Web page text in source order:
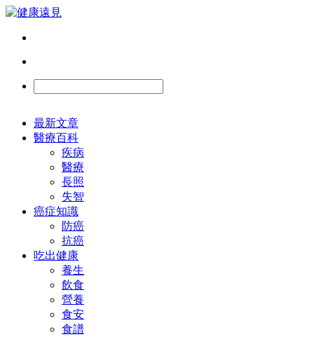
最新文章
醫療百科
疾病
醫療
長照
失智
癌症知識
防癌
抗癌
吃出健康
養生
飲食
營養
食安
食譜